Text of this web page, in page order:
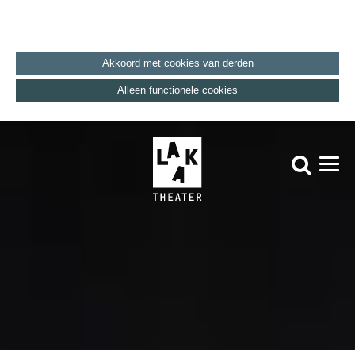
Akkoord met cookies van derden
Alleen functionele cookies